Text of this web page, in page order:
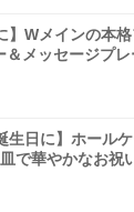
】Wメインの本
メッセージプレ
生日に】ホール
で華やかなお祝